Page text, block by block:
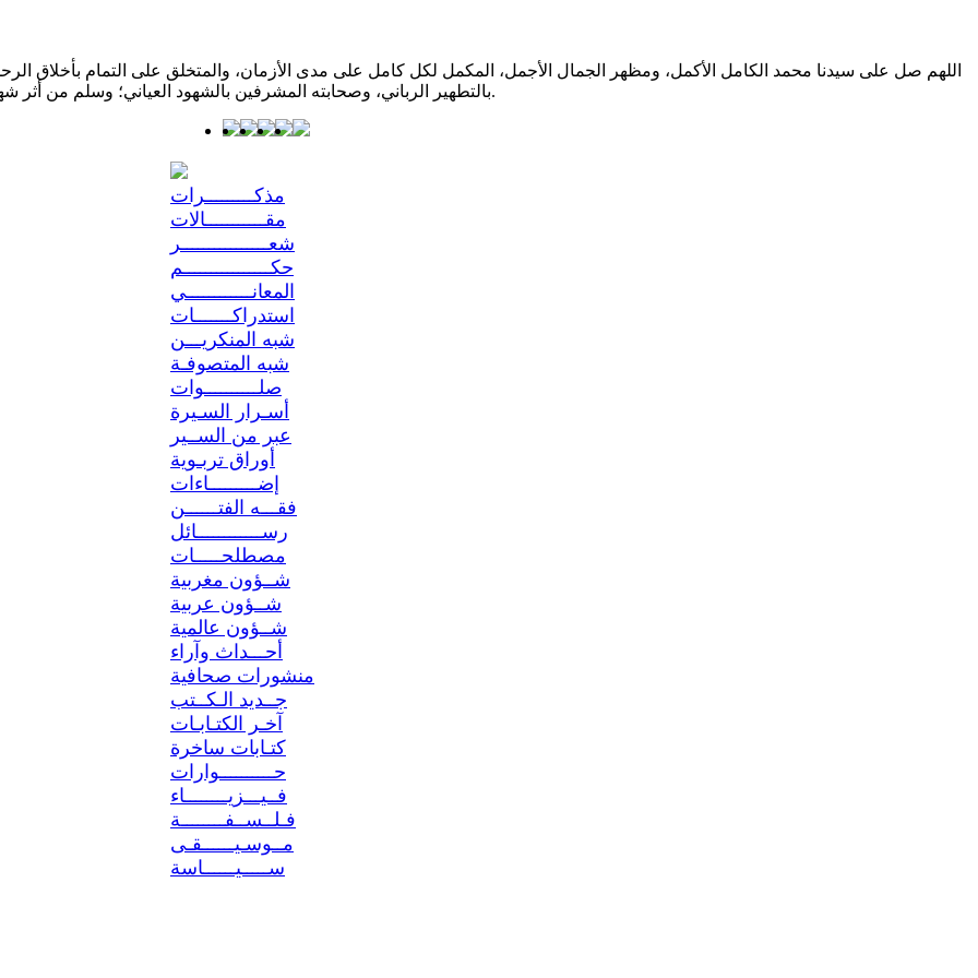
اللهم صل على سيدنا محمد الكامل الأكمل، ومظهر الجمال الأجمل، المكمل لكل كامل على مدى الأزمان، والمتخلق على التمام بأخلاق
بالتطهير الرباني، وصحابته المشرفين بالشهود العياني؛ وسلم من أثر شهود نفوسنا صلاتنا عليه تسليما. والحمد لله المنعم المفضل حمدا عميما.
مذكـــــــــرات
مقـــــــــــالات
شعــــــــــــــــر
حكــــــــــــــــم
المعانــــــــــــي
استدراكـــــــات
شبه المنكريـــن
شبه المتصوفـة
صلــــــــــوات
أسـرار السـيرة
عبر من الســير
أوراق تربـوية
إضـــــــــاءات
فقـــه الفتــــــن
رســــــــــــائل
مصطلحـــــات
شــؤون مغربية
شــؤون عربية
شــؤون عالمية
أحـــداث وآراء
منشورات صحافية
جــديد الـكــتب
آخـر الكتـابـات
كتـابات ساخرة
حــــــــــوارات
فــيـــزيــــــــاء
فـلــســفــــــــة
مــوسـيــــــقـى
ســـــيــــــاسة